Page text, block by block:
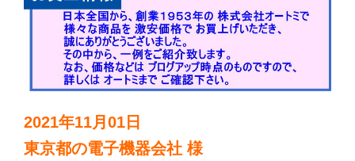
2021年11月01日
東京都の電子機器会社 様